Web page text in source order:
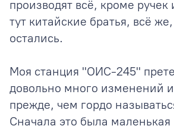
производят всё, кроме
тут китайские братья, всё
остались.
Моя станция "ОИС-245"
довольно много изменений
прежде, чем гордо
Сначала это была маленькая